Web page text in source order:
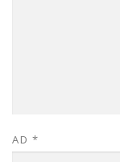
AD *